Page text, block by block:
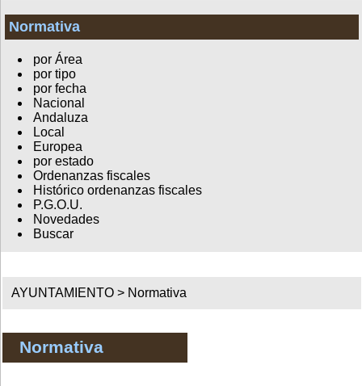
Normativa
por Área
por tipo
por fecha
Nacional
Andaluza
Local
Europea
por estado
Ordenanzas fiscales
Histórico ordenanzas fiscales
P.G.O.U.
Novedades
Buscar
AYUNTAMIENTO > Normativa
Normativa